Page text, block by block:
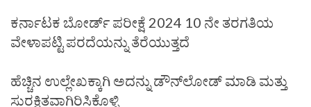
ಕರ್ನಾಟಕ ಬೋರ್ಡ್ ಪರೀಕ್ಷೆ 2024 10 ನೇ ತರಗತಿಯ
ವೇಳಾಪಟ್ಟಿ ಪರದೆಯನ್ನು ತೆರೆಯುತ್ತದೆ
ಹೆಚ್ಚಿನ ಉಲ್ಲೇಖಕ್ಕಾಗಿ ಅದನ್ನು ಡೌನ್‌ಲೋಡ್ ಮಾಡಿ ಮತ್ತು
ಸುರಕ್ಷಿತವಾಗಿರಿಸಿಕೊಳ್ಳಿ